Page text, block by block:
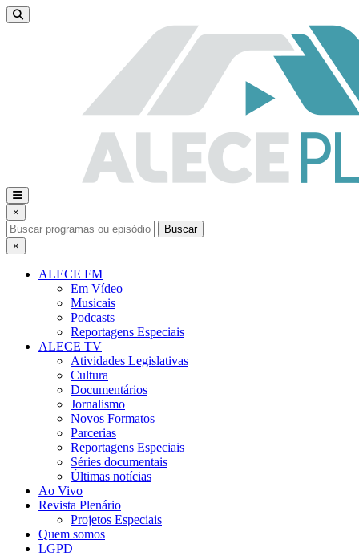
×
Buscar
×
ALECE FM
Em Vídeo
Musicais
Podcasts
Reportagens Especiais
ALECE TV
Atividades Legislativas
Cultura
Documentários
Jornalismo
Novos Formatos
Parcerias
Reportagens Especiais
Séries documentais
Últimas notícias
Ao Vivo
Revista Plenário
Projetos Especiais
Quem somos
LGPD